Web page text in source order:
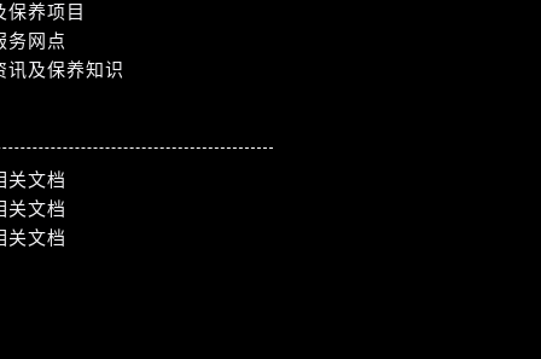
保养项目
务网点
讯及保养知识
关文档
关文档
关文档